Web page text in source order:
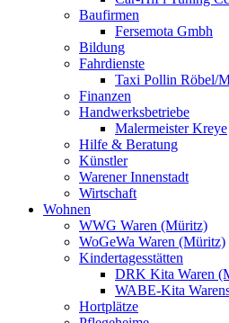
Baufirmen
Fersemota Gmbh
Bildung
Fahrdienste
Taxi Pollin Röbel/
Finanzen
Handwerksbetriebe
Malermeister Kreye
Hilfe & Beratung
Künstler
Warener Innenstadt
Wirtschaft
Wohnen
WWG Waren (Müritz)
WoGeWa Waren (Müritz)
Kindertagesstätten
DRK Kita Waren
WABE-Kita
Hortplätze